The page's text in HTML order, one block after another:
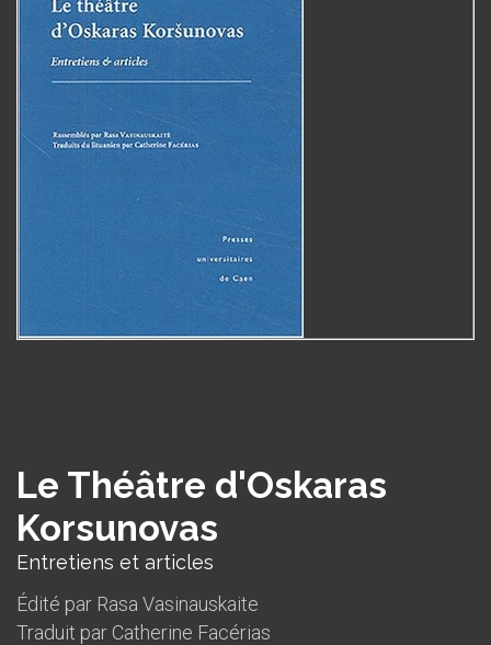
Le Théâtre d'Oskaras
Korsunovas
Entretiens et articles
Édité par Rasa Vasinauskaite
Traduit par Catherine Facérias